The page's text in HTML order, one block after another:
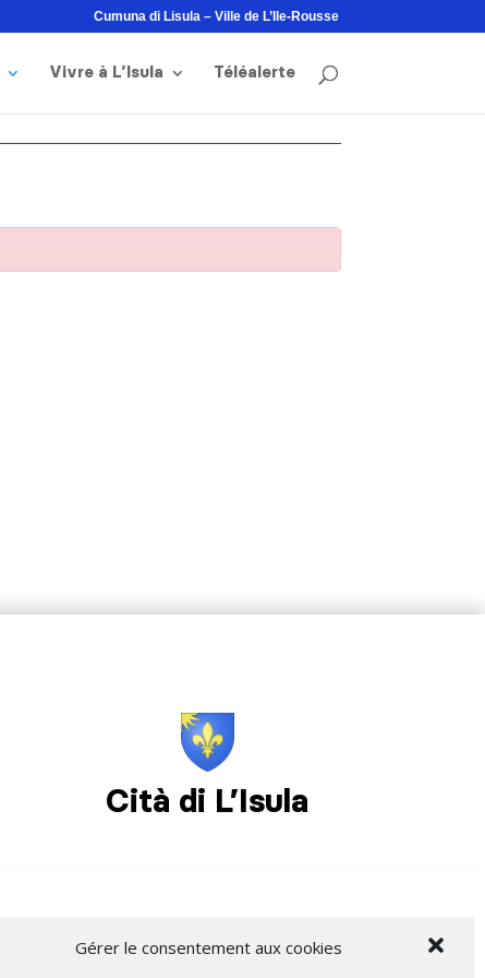
Gérer le consentement aux cookies
Cumuna di Lisula – Ville de L’Ile-Rousse
Vivre à L’Isula Téléalerte
Cità di L’Isula